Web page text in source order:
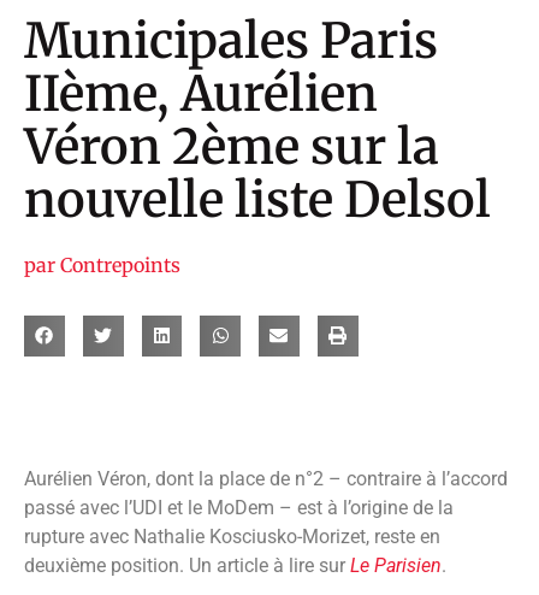
Municipales Paris
IIème, Aurélien
Véron 2ème sur la
nouvelle liste Delsol
par Contrepoints
Aurélien Véron, dont la place de n°2 – contraire à l’accord
passé avec l’UDI et le MoDem – est à l’origine de la
rupture avec Nathalie Kosciusko-Morizet, reste en
deuxième position. Un article à lire sur Le Parisien.